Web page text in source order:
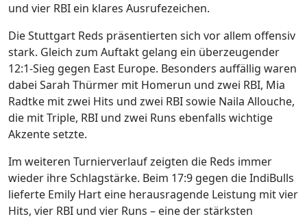
und vier RBI ein klares Ausrufezeichen.
Die Stuttgart Reds präsentierten sich vor allem offensiv
stark. Gleich zum Auftakt gelang ein überzeugender
12:1-Sieg gegen East Europe. Besonders auffällig waren
dabei Sarah Thürmer mit Homerun und zwei RBI, Mia
Radtke mit zwei Hits und zwei RBI sowie Naila Allouche,
die mit Triple, RBI und zwei Runs ebenfalls wichtige
Akzente setzte.
Im weiteren Turnierverlauf zeigten die Reds immer
wieder ihre Schlagstärke. Beim 17:9 gegen die IndiBulls
lieferte Emily Hart eine herausragende Leistung mit vier
Hits, vier RBI und vier Runs – eine der stärksten